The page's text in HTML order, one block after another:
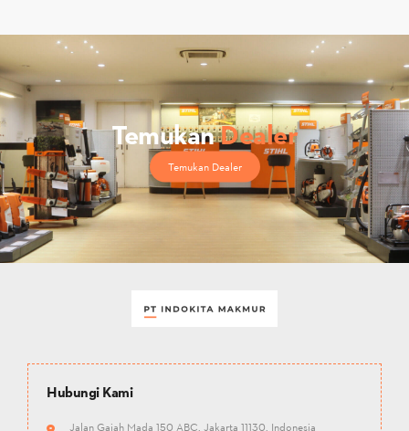
TemukanDealer
Temukan Dealer
Hubungi Kami
Jalan Gajah Mada 150 ABC, Jakarta 11130, Indonesia